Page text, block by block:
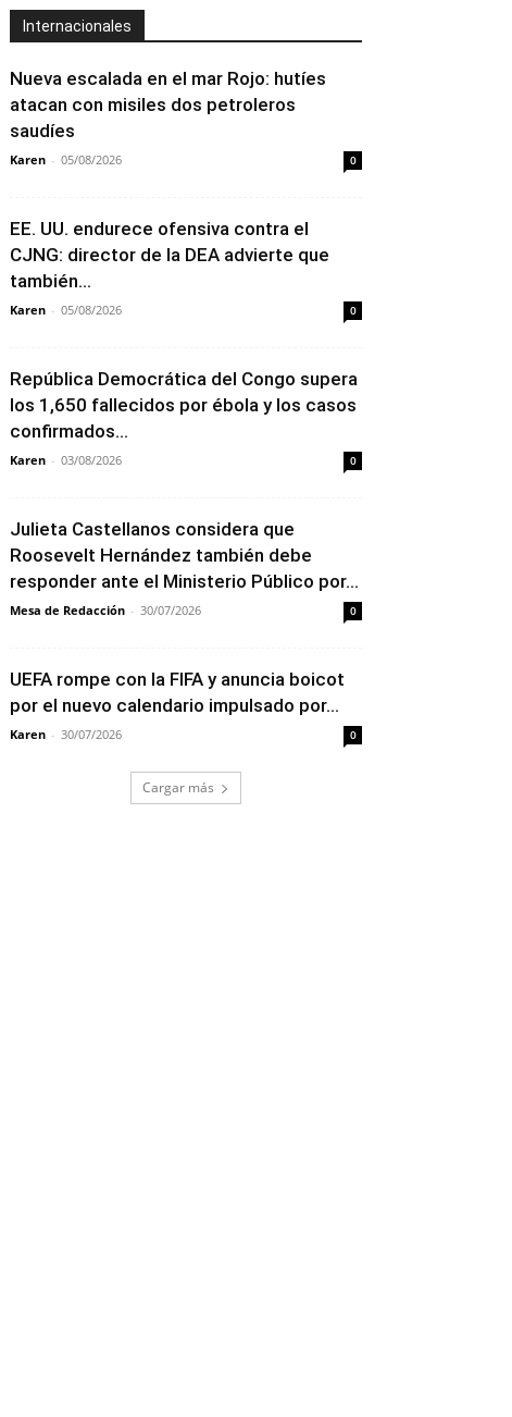
Internacionales
Nueva escalada en el mar Rojo: hutíes
atacan con misiles dos petroleros
saudíes
Karen - 05/08/2026 0
EE. UU. endurece ofensiva contra el
CJNG: director de la DEA advierte que
también...
Karen - 05/08/2026 0
República Democrática del Congo supera
los 1,650 fallecidos por ébola y los casos
confirmados...
Karen - 03/08/2026 0
Julieta Castellanos considera que
Roosevelt Hernández también debe
responder ante el Ministerio Público por...
Mesa de Redacción - 30/07/2026 0
UEFA rompe con la FIFA y anuncia boicot
por el nuevo calendario impulsado por...
Karen - 30/07/2026 0
Cargar más